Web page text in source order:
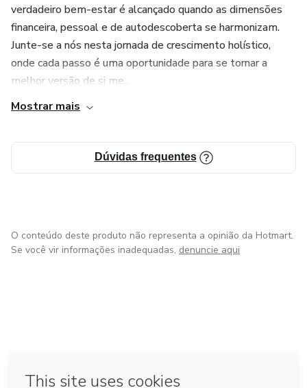
Em resumo, o e-book visa fornecer uma introdução
abrangente ao mundo das criptomoedas, adaptando-se a
diversos níveis de conhecimento e interesses dentro desse
vasto espectro de audiências
verdadeiro bem-estar é alcançado quando as dimensões
financeira, pessoal e de autodescoberta se harmonizam.
Junte-se a nós nesta jornada de crescimento holístico,
onde cada passo é uma oportunidade para se tornar a
melhor versão de si me...
Mostrar mais
Dúvidas frequentes
O conteúdo deste produto não representa a opinião da Hotmart.
Se você vir informações inadequadas, denuncie aqui
Feito com ❤ na Cidade do México